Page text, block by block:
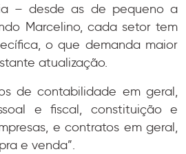
– desde as de pequeno a
Marcelino, cada setor tem
o que demanda maior
atualização.
de contabilidade em geral,
e fiscal, constituição e
e contratos em geral,
e venda”.